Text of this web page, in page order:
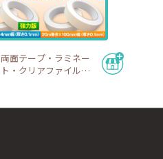
両面テープ・ラミネー
ト・クリアファイル